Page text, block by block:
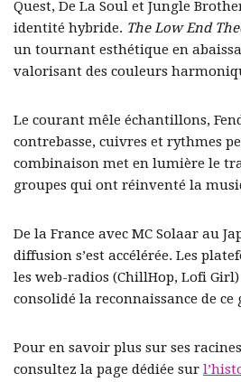
Quest, De La Soul et Jungle
identité hybride. The Low End
un tournant esthétique en
valorisant des couleurs
Le courant mêle échantillons,
contrebasse, cuivres et rythmes
combinaison met en lumière le
groupes qui ont réinventé la
De la France avec MC Solaar au
diffusion s’est accélérée. Les
les web-radios (ChillHop, Lofi
consolidé la reconnaissance de ce
Pour en savoir plus sur ses
consultez la page dédiée sur